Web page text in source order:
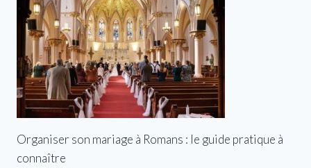
Organiser son mariage à Romans : le guide pratique à
connaître